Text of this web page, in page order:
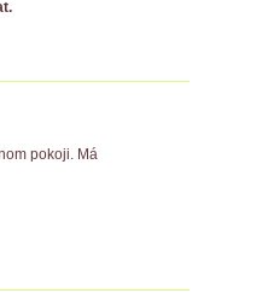
pokoji. Má